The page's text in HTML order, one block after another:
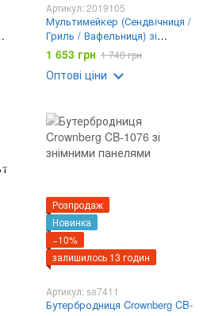
Артикул: 2019105
Мультимейкер (Сендвічниця /
Гриль / Вафельниця) зі
знімними формами 10 в 1
Domotec MS-209 2000 Вт
1 653 грн 1 740 грн
Оптові ціни
Розпродаж
Новинка
−10%
залишилось 13 годин
Артикул: sa7411
Бутербродниця Crownberg CB-